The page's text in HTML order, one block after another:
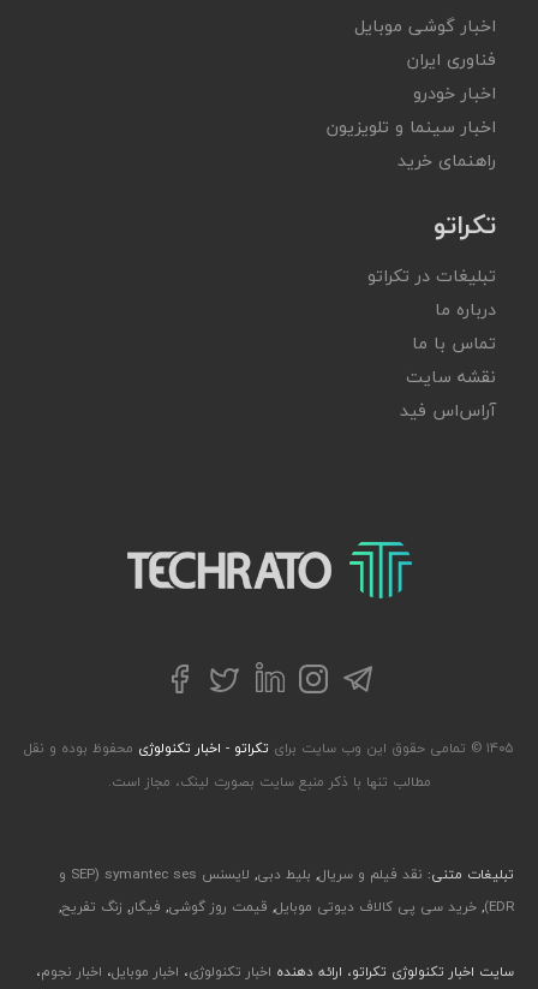
اخبار گوشی موبایل
فناوری ایران
اخبار خودرو
اخبار سینما و تلویزیون
راهنمای خرید
تکراتو
تبلیغات در تکراتو
درباره ما
تماس با ما
نقشه سایت
آر‌اس‌اس فید
تکراتو – زندگی با تکنولوژی
تلگراماینستاگرام
لینکداینتوییترفیسبوک
۱۴۰۵ © تمامی حقوق این وب سایت برای تکراتو - اخبار تکنولوژی محفوظ بوده و نقل
مطالب تنها با ذکر منبع سایت بصورت لینک، مجاز است.
تبلیغات متنی: نقد فیلم و سریال, بلیط دبی,
لایسنس symantec ses (SEP و
EDR)
, خرید سی پی کالاف دیوتی موبایل, قیمت روز گوشی, فیگار, زنگ تفریح,
سایت اخبار تکنولوژی تکراتو، ارائه دهنده اخبار تکنولوژی، اخبار موبایل، اخبار نجوم،